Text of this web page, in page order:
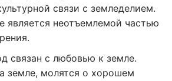
связи с земледелием.
является неотъемлемой частью
связан с любовью к земле.
земле, молятся о хорошем